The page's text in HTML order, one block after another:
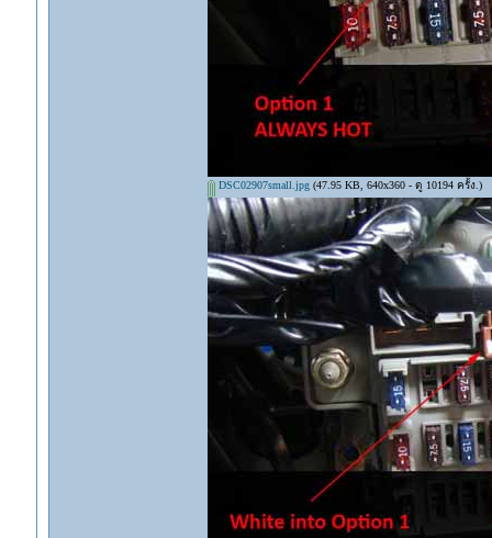
DSC02907small.jpg(47.95 KB, 640x360 - ดู 10194 ครั้ง.)